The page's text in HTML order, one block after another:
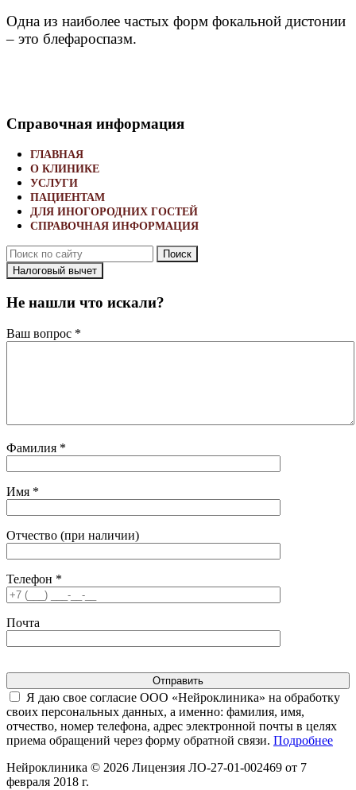
Одна из наиболее частых форм фокальной дистонии
– это блефароспазм.
Справочная информация
ГЛАВНАЯ
О КЛИНИКЕ
УСЛУГИ
ПАЦИЕНТАМ
ДЛЯ ИНОГОРОДНИХ ГОСТЕЙ
CПРАВОЧНАЯ ИНФОРМАЦИЯ
Поиск
Налоговый вычет
Не нашли что искали?
Ваш вопрос *
Фамилия *
Имя *
Отчество (при наличии)
Телефон *
Почта
Отправить
Я даю свое согласие ООО «Нейроклиника» на обработку
своих персональных данных, а именно: фамилия, имя,
отчество, номер телефона, адрес электронной почты в целях
приема обращений через форму обратной связи. Подробнее
Нейроклиника © 2026 Лицензия ЛО-27-01-002469 от 7
февраля 2018 г.